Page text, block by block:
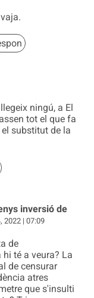
ningú, a El
tot el que fa
el substitut de la
inversió de
2022 | 07:09
de
té a veura? La
de censurar
atres
que s'insulti